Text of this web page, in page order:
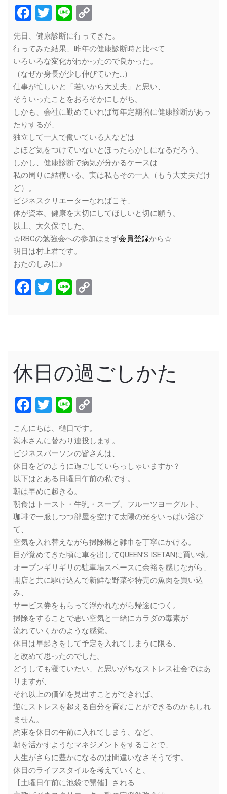
Facebook
Twitter
Line
Link
先日、健康診断に行ってきた。
行ってみた結果、昨年の健康診断時と比べて
いろいろな変化がわかったので良かった。
（なぜか身長が少し伸びていた…）
仕事が忙しいと「若いから大丈夫」と思い、
そういったことをおろそかにしがち。
しかも、会社に勤めていれば毎年定期的に健康診断があっ
たりするが、
独立して一人で働いている人などは
よほど気をつけていないとほったらかしになるだろう。
しかし、健康診断で病気が分かるケースは
私の周りに結構いる。実は私もその一人（もう大丈夫だけ
ど）。
ビジネスクリエーターなればこそ、
体が資本。健康を大切にしてほしいと切に願う。
以上、大久保でした。
☆RBCの勉強会への参加はまず会員登録から☆
明日は村上君です。
おたのしみに♪
Facebook
Twitter
Line
休日の過ごしかた
Facebook
Twitter
Line
こんにちは、樋口です。
満木さんに替わり連投します。
ビジネスパーソンの皆さんは、
休日をどのように過ごしていらっしゃいますか？
以下はとある日曜日午前の私です。
朝は早めに起きる。
朝食はトースト・牛乳・スープ、フルーツヨーグルト。
珈琲で一服しつつ部屋を空けて太陽の光をいっぱい浴び
て、
空気を入れ替えながら掃除機と雑巾を丁寧にかける。
目が覚めてきた頃に車を出してQUEEN’S ISETANに買い物。
オープンギリギリの駐車場スペースに余裕を感じながら、
開店と共に駆け込んで新鮮な野菜や特売の魚肉を買い込
み、
サービス券をもらって浮かれながら帰途につく。
掃除をすることで悪い空気と一緒にカラダの毒素が
流れていくかのような感覚。
休日は早起きをして予定を入れてしまうに限る、
と改めて思ったのでした。
どうしても寝ていたい、と思いがちなストレス社会ではあ
りますが、
それ以上の価値を見出すことができれば、
逆にストレスを超える自分を育むことができるのかもしれ
ません。
約束を休日の午前に入れてしまう、など、
朝を活かすようなマネジメントをすることで、
人生がさらに豊かになるのは間違いなさそうです。
休日のライフスタイルを考えていくと、
【土曜日午前に池袋で開催】される